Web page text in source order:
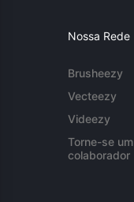
Nossa Rede
Brusheezy
Vecteezy
Videezy
Torne-se um
colaborador